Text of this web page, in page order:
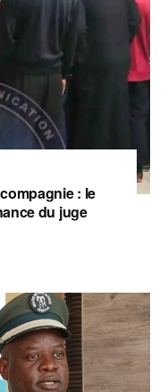
: le
du juge